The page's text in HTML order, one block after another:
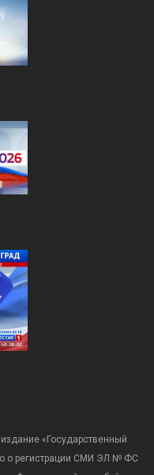
«Государственный
о регистрации СМИ ЭЛ № ФС